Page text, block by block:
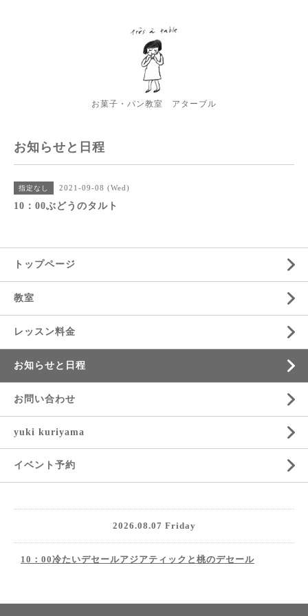
お菓子・パン教室 アターブル
お知らせと日程
指定なし 2021-09-08 (Wed)
10：00ぶどうのタルト
トップページ
教室
レッスン料金
お知らせと日程
お問い合わせ
yuki kuriyama
イベント予約
2026.08.07 Friday
10：00冷たいデセールアジアティックと桃のデセール